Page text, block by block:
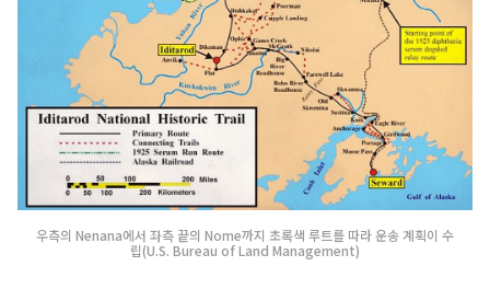
우측의 Nenana에서 좌측 끝의 Nome까지 초록색 루트를 따라 운송 계획이 수
립(U.S. Bureau of Land Management)